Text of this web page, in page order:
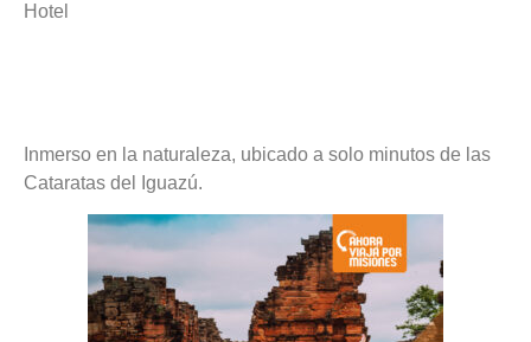
Hotel
Inmerso en la naturaleza, ubicado a solo minutos de las
Cataratas del Iguazú.